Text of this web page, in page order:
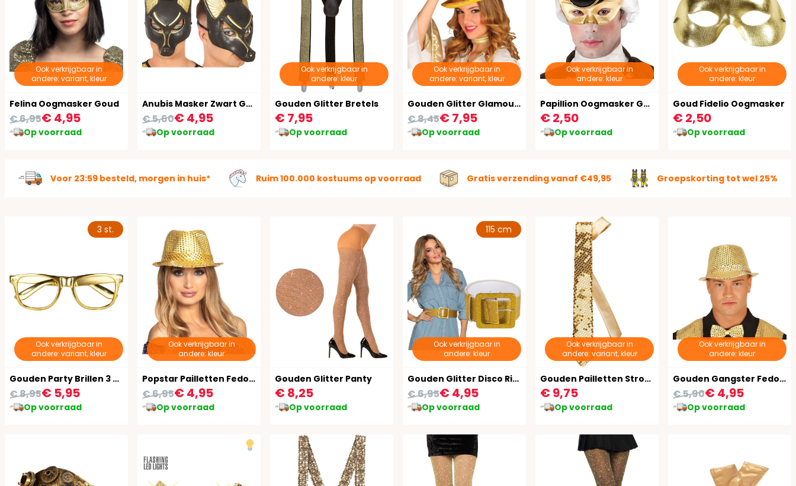
Ook verkrijgbaar in
andere: variant, kleur
Felina Oogmasker Goud
€ 4,95
€ 6,95
Op voorraad
Anubis Masker Zwart Goud Egypte Volwassenen
€ 4,95
€ 5,60
Op voorraad
Ook verkrijgbaar in
andere: kleur
Gouden Glitter Bretels
€ 7,95
Op voorraad
Ook verkrijgbaar in
andere: variant, kleur
Gouden Glitter Glamour Hoed
€ 7,95
€ 8,45
Op voorraad
Ook verkrijgbaar in
andere: kleur
Papillion Oogmasker Goud
€ 2,50
Op voorraad
Ook verkrijgbaar in
andere: kleur
Goud Fidelio Oogmasker
€ 2,50
Op voorraad
Voor 23:59 besteld, morgen in huis* Ruim 100.000 kostuums op voorraad Gratis verzending vanaf €49,95 Groepskorting tot wel 25%
Ook verkrijgbaar in
andere: variant, kleur
3 st.
Gouden Party Brillen 3 Stuks
€ 5,95
€ 8,95
Op voorraad
Ook verkrijgbaar in
andere: kleur
Popstar Pailletten Fedora Goud
€ 4,95
€ 6,95
Op voorraad
Gouden Glitter Panty
€ 8,25
Op voorraad
Ook verkrijgbaar in
andere: kleur
115 cm
Gouden Glitter Disco Riem
€ 4,95
€ 6,95
Op voorraad
Ook verkrijgbaar in
andere: variant, kleur
Gouden Pailletten Stropdas
€ 9,75
Op voorraad
Ook verkrijgbaar in
andere: kleur
Gouden Gangster Fedora Pailletten
€ 4,95
€ 5,90
Op voorraad